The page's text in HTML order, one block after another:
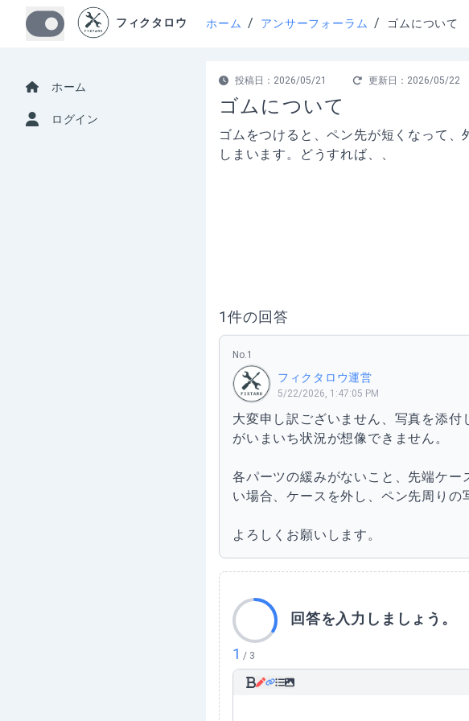
ホーム
ログイン
フィクタロウ ホーム / アンサーフォーラム / ゴムについて
投稿日： 2026/05/21 更新日： 2026/05/22
ゴムについて
ゴムをつけると、ペン先が短くなって
しまいます。どうすれば、、
1件の回答
No. 1
フィクタロウ運営
5/22/2026, 1:47:05 PM
大変申し訳ございません、写真を添
がいまいち状況が想像できません。
各パーツの緩みがないこと、先端ケ
い場合、ケースを外し、ペン先周りの
よろしくお願いします。
1 / 3
回答を入力しましょう。